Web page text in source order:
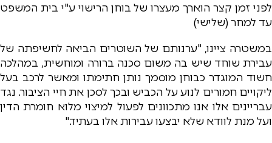
לפני זמן קצר הוארך מעצרו של בוחן הרישוי ע"י בית המשפט
עד למחר (שלישי)
במשטרה ציינו, "ערנותם של השוטרים הביאה לחשיפתה של
עבירת שוחד שיש בה משום סכנה ברורה ומוחשית, במהלכה
חשוד המוגדר כבוחן מוסמך נותן חתימתו ומאשר לרכב בעל
ליקויים חמורים לנוע על הכביש ובכך לסכן את חיי הציבור. נגד
עבריינים אלו אנו מתכוונים לפעול למיצוי מלוא חומרת הדין
ועל מנת לוודא שלא יבצעו עבירות אלו בעתיד."